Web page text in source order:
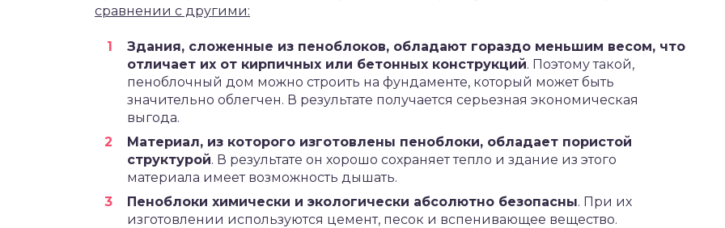
сравнении с другими:
Здания, сложенные из пеноблоков, обладают гораздо меньшим весом, что
отличает их от кирпичных или бетонных конструкций. Поэтому такой,
пеноблочный дом можно строить на фундаменте, который может быть
значительно облегчен. В результате получается серьезная экономическая
выгода.
Материал, из которого изготовлены пеноблоки, обладает пористой
структурой. В результате он хорошо сохраняет тепло и здание из этого
материала имеет возможность дышать.
Пеноблоки химически и экологически абсолютно безопасны. При их
изготовлении используются цемент, песок и вспенивающее вещество.